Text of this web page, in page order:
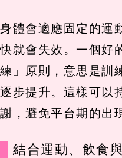
身體會適應固定的運
快就會失效。一個好
練」原則，意思是訓
逐步提升。這樣可以
謝，避免平台期的出
結合運動、飲食